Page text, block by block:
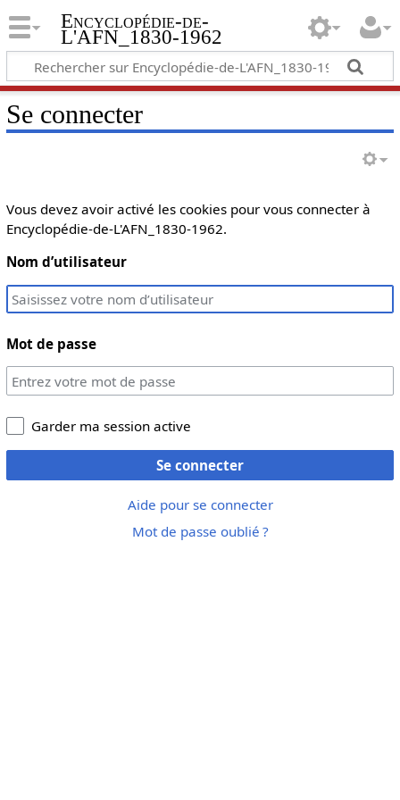
Encyclopédie-de-
L'AFN_1830-1962
Se connecter
Vous devez avoir activé les cookies pour vous connecter à
Encyclopédie-de-L'AFN_1830-1962.
Nom d’utilisateur
Mot de passe
Garder ma session active
Se connecter
Aide pour se connecter
Mot de passe oublié ?